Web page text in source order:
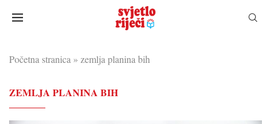
Početna stranica » zemlja planina bih
ZEMLJA PLANINA BIH